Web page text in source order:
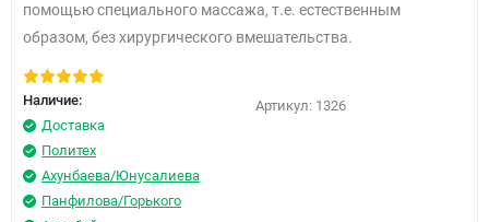
помощью специального массажа, т.е. естественным
образом, без хирургического вмешательства.
Наличие:
Доставка
Политех
Ахунбаева/Юнусалиева
Панфилова/Горького
Артикул: 1326